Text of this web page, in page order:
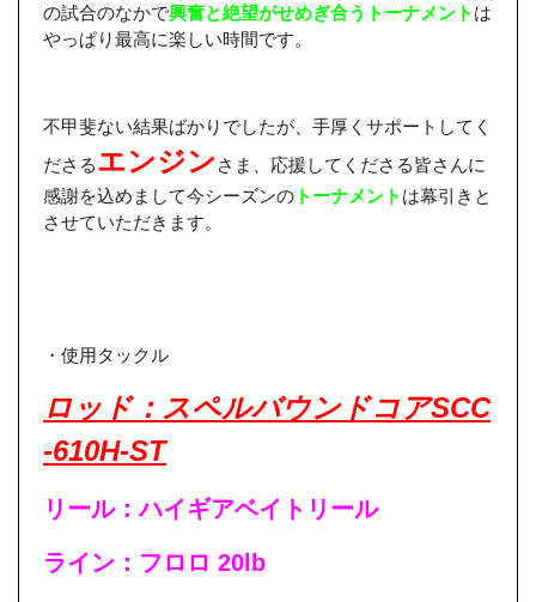
の試合のなかで興奮と絶望がせめぎ合うトーナメント は
やっぱり最高に楽しい時間です。
不甲斐ない結果ばかりでしたが、手厚くサポートしてく
ださるエンジン さま、応援してくださる皆さんに
感謝を込めまして今シーズンの トーナメント は幕引きと
させていただきます。
・使用タックル
ロッド：スペルバウンドコアSCC
-610H-ST
リール：ハイギアベイトリール
ライン：フロロ 20lb